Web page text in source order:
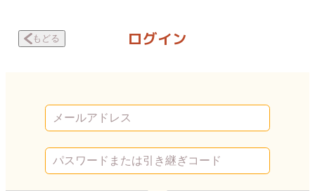
もどる ログイン